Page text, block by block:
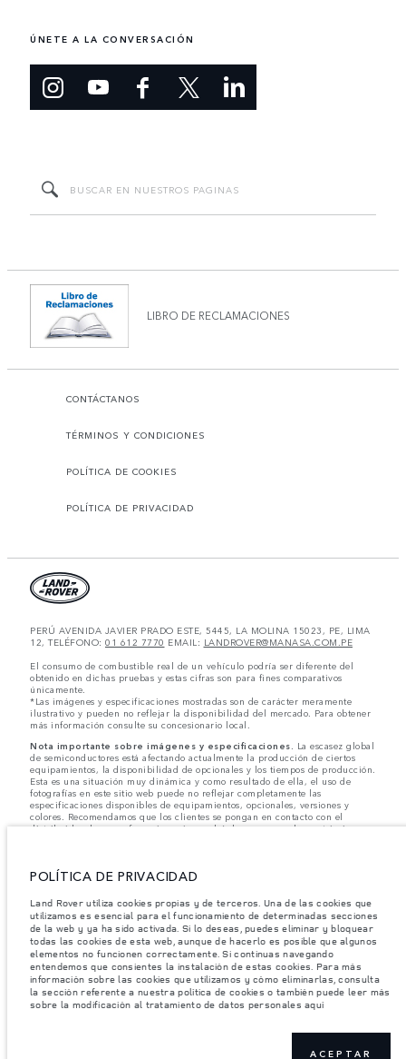
ÚNETE A LA CONVERSACIÓN
LIBRO DE RECLAMACIONES
CONTÁCTANOS
TÉRMINOS Y CONDICIONES
POLÍTICA DE COOKIES
POLÍTICA DE PRIVACIDAD
PERÚ AVENIDA JAVIER PRADO ESTE, 5445, LA MOLINA 15023, PE, LIMA
12, TELÉFONO: 01 612 7770 EMAIL: LANDROVER@MANASA.COM.PE
El consumo de combustible real de un vehículo podría ser diferente del
obtenido en dichas pruebas y estas cifras son para fines comparativos
únicamente.
*Las imágenes y especificaciones mostradas son de carácter meramente
ilustrativo y pueden no reflejar la disponibilidad del mercado. Para obtener
más información consulte su concesionario local.
Nota importante sobre imágenes y especificaciones. La escasez global
de semiconductores está afectando actualmente la producción de ciertos
equipamientos, la disponibilidad de opcionales y los tiempos de producción.
Esta es una situación muy dinámica y como resultado de ella, el uso de
fotografías en este sitio web puede no reflejar completamente las
especificaciones disponibles de equipamientos, opcionales, versiones y
colores. Recomendamos que los clientes se pongan en contacto con el
distribuidor de su preferencia, quien podrá dar a conocer las restricciones
Jaguar Land Rover Limited busca constantemente nuevas formas de mejorar
accesorios, por lo que se producen modificaciones de forma continua y sin
previo aviso. Según el modelo, algunas funciones serán opcionales o
vendrán incluidas de serie. La información, las especificaciones, los motores
y los colores que aparecen en esta página web se basan en las
especificaciones europeas. Estos pueden variar en función del mercado y
pueden ser modificados sin previo aviso. Algunos vehículos se muestran con
equipamiento opcional y accesorios originales que pueden no estar
disponibles en todos los mercados. Ponte en contacto con tu concesionario
local para consultar disponibilidad y precios.
Asegúrese de que el Peso Bruto del Vehículo y las Cargas Máximas por Eje no se
POLÍTICA DE PRIVACIDAD
Land Rover utiliza cookies propias y de terceros. Una de las cookies que
utilizamos es esencial para el funcionamiento de determinadas secciones
de la web y ya ha sido activada. Si lo deseas, puedes eliminar y bloquear
todas las cookies de esta web, aunque de hacerlo es posible que algunos
elementos no funcionen correctamente. Si continuas navegando
entendemos que consientes la instalación de estas cookies. Para más
información sobre las cookies que utilizamos y cómo eliminarlas, consulta
la sección referente a nuestra política de cookies o también puede leer más
sobre la modificación al tratamiento de datos personales aquí
ACEPTAR